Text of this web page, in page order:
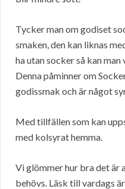
Tycker man om godiset
smaken, den kan liknas
ha utan socker så kan
Denna påminner om
godissmak och är något
Med tillfällen som kan
med kolsyrat hemma.
Vi glömmer hur bra det är
behövs. Läsk till vardags